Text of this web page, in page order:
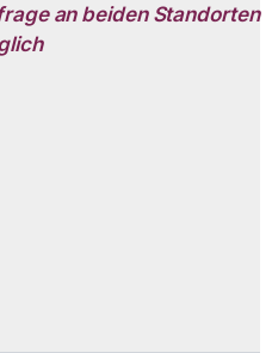
an beiden Standorten